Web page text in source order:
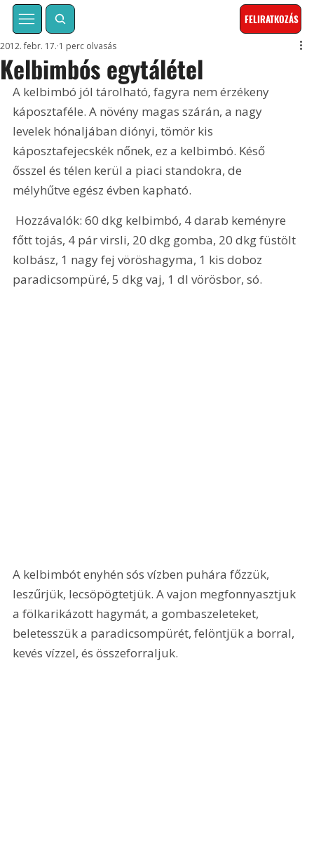
FELIRATKOZÁS
Kelbimbós egytálétel
2012. febr. 17. 1 perc olvasás
A kelbimbó jól tárolható, fagyra nem érzékeny
káposztaféle. A növény magas szárán, a nagy
levelek hónaljában diónyi, tömör kis
káposztafejecskék nőnek, ez a kelbimbó. Késő
ősszel és télen kerül a piaci standokra, de
mélyhűtve egész évben kapható.
főtt tojás, 4 pár virsli, 20 dkg gomba, 20 dkg füstölt
kolbász, 1 nagy fej vöröshagyma, 1 kis doboz
paradicsompüré, 5 dkg vaj, 1 dl vörösbor, só.
A kelbimbót enyhén sós vízben puhára főzzük,
leszűrjük, lecsöpögtetjük. A vajon megfonnyasztjuk
a fölkarikázott hagymát, a gombaszeleteket,
beletesszük a paradicsompürét, felöntjük a borral,
kevés vízzel, és összeforraljuk.